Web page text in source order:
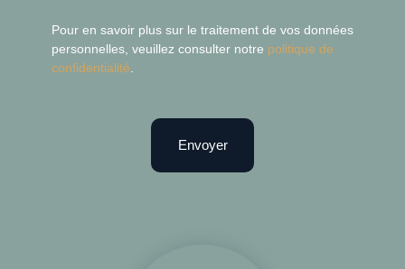
Pour en savoir plus sur le traitement de vos données
personnelles, veuillez consulter notre politique de
confidentialité
Envoyer